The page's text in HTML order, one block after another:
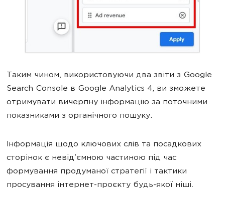
Таким чином, використовуючи два звіти з Google
Search Console в Google Analytics 4, ви зможете
отримувати вичерпну інформацію за поточними
показниками з органічного пошуку.
Інформація щодо ключових слів та посадкових
сторінок є невід’ємною частиною під час
формування продуманої стратегії і тактики
просування інтернет-проєкту будь-якої ніші.